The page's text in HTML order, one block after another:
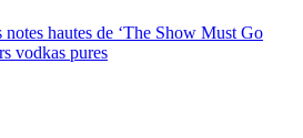
hautes de ‘The Show Must Go
vodkas pures